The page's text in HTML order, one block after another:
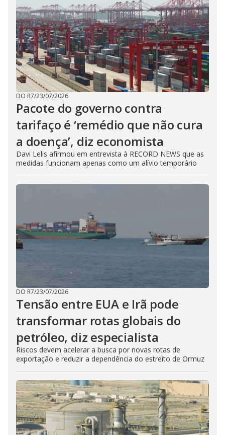
DO R7/23/07/2026
Pacote do governo contra
tarifaço é ‘remédio que não cura
a doença’, diz economista
Davi Lelis afirmou em entrevista à RECORD NEWS que as
medidas funcionam apenas como um alívio temporário
DO R7/23/07/2026
Tensão entre EUA e Irã pode
transformar rotas globais do
petróleo, diz especialista
Riscos devem acelerar a busca por novas rotas de
exportação e reduzir a dependência do estreito de Ormuz